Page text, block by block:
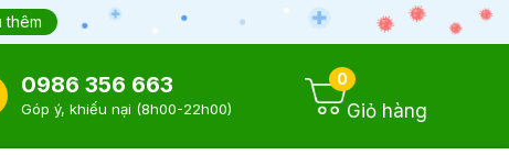
thêm
Giỏ hàng
0
0986 356 663
Góp ý, khiếu nại (8h00-22h00)